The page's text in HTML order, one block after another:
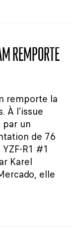
REMPORTE
remporte la
À l’issue
par un
de 76
R1 #1
Karel
elle